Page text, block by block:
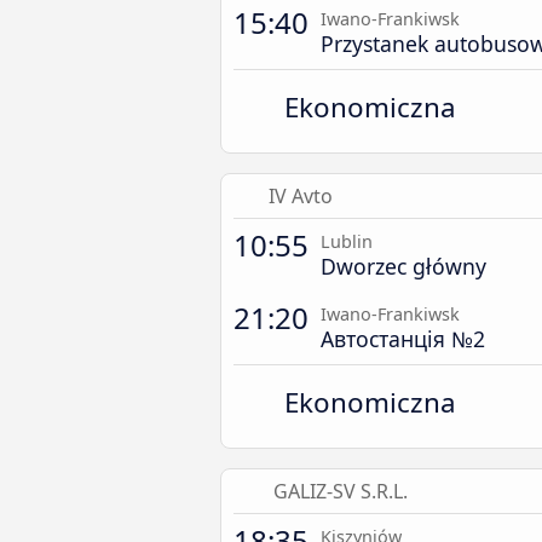
15:40 Iwano-Frankiwsk
Przystanek
Ekonomiczna
IV Avto
10:55 Lublin
Dworzec główny
21:20 Iwano-Frankiwsk
Автостанція №2
Ekonomiczna
GALIZ-SV S.R.L.
Kiszyniów